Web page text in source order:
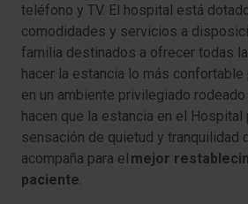
teléfono y TV. El hospital está
comodidades y servicios a
familia destinados a ofrecer todas
hacer la estancia lo más confortable
en un ambiente privilegiado rodeado
hacen que la estancia en el Hospital
sensación de quietud y tranquilidad
acompaña para el mejor
paciente.